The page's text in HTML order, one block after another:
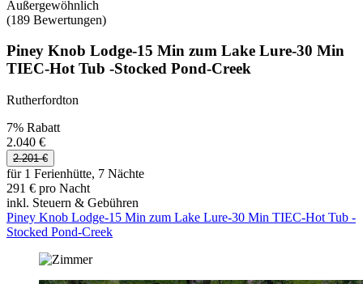
Außergewöhnlich
(189 Bewertungen)
Piney Knob Lodge-15 Min zum Lake Lure-30 Min
TIEC-Hot Tub -Stocked Pond-Creek
Rutherfordton
7% Rabatt
2.040 €
2.201 €
für 1 Ferienhütte, 7 Nächte
291 € pro Nacht
inkl. Steuern & Gebühren
Piney Knob Lodge-15 Min zum Lake Lure-30 Min TIEC-Hot Tub -
Stocked Pond-Creek